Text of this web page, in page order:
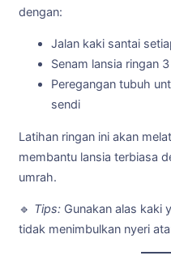
dengan:
Jalan kaki santai
Senam lansia ringan
Peregangan tubuh
sendi
Latihan ringan ini akan
membantu lansia terbiasa
umrah.
🔹 Tips: Gunakan alas kaki
tidak menimbulkan nyeri